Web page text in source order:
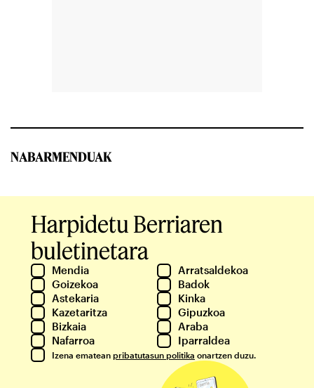
NABARMENDUAK
Harpidetu Berriaren
buletinetara
Mendia
Arratsaldekoa
Goizekoa
Badok
Astekaria
Kinka
Kazetaritza
Gipuzkoa
Bizkaia
Araba
Nafarroa
Iparraldea
Izena ematean pribatutasun politika onartzen duzu.